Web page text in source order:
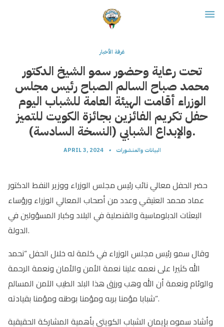
غرفة الأخبار
تحت رعاية وحضور سمو الشيخ الدكتور
محمد صباح السالم الصباح رئيس مجلس
الوزراء أقامت الهيئة العامة للشباب اليوم
حفل تكريم الفائزين بجائزة الكويت للتميز
والإبداع الشبابي (النسخة السادسة).
APRIL 3, 2024 • البيانات والمنشورات
حضر الحفل معالي نائب رئيس مجلس الوزراء ووزير النفط الدكتور
عماد محمد العتيقي وعدد من أصحاب المعالي الوزراء ورؤساء
البعثات الدبلوماسية والقنصلية في البلاد وكبار المسؤولين في
الدولة.
وقال سمو رئيس مجلس الوزراء في كلمة له خلال الحفل “نحمد
الله كثيرا على نعمه علينا نعمة الأمن والأمان ونعمة الرحمة
والوئام ونعمة أن الله وهب ورزق هذا البلد الطيب الآمن المسالم
شبابا مؤمنا بربه ومؤمنا بوطنه ومؤمنا بقيادته”.
وأشاد سموه بإيمان الشباب الكويتي بأهمية المشاركة الحقيقية